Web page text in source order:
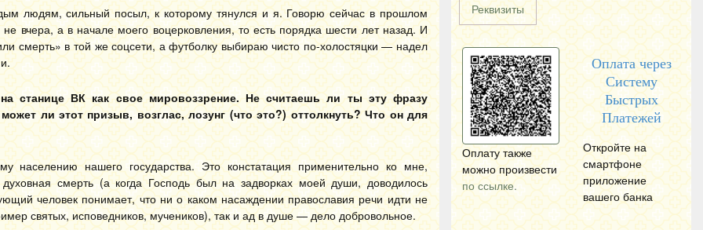
людям, сильный посыл, к которому тянулся и я. Говорю сейчас в прошлом
вчера, а в начале моего воцерковления, то есть порядка шести лет назад. И
смерть» в той же соцсети, а футболку выбираю чисто по-холостяцки — надел
станице ВК как свое мировоззрение. Не считаешь ли ты эту фразу
ли этот призыв, возглас, лозунг (что это?) оттолкнуть? Что он для
нашего государства. Это констатация применительно ко мне,
смерть (а когда Господь был на задворках моей души, доводилось
человек понимает, что ни о каком насаждении православия речи идти не
святых, исповедников, мучеников), так и ад в душе — дело добровольное.
Реквизиты
Оплату также
можно произвести
по ссылке.
Оплата через
Систему
Быстрых
Платежей
Откройте на
смартфоне
приложение
вашего банка